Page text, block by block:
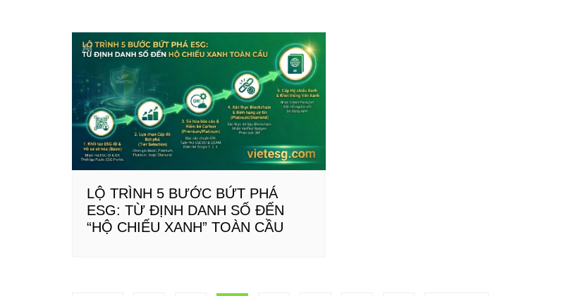
LỘ TRÌNH 5 BƯỚC BỨT PHÁ
ESG: TỪ ĐỊNH DANH SỐ ĐẾN
“HỘ CHIẾU XANH” TOÀN CẦU